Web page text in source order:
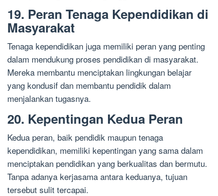
19. Peran Tenaga Kependidikan di
Masyarakat
Tenaga kependidikan juga memiliki peran yang penting
dalam mendukung proses pendidikan di masyarakat.
Mereka membantu menciptakan lingkungan belajar
yang kondusif dan membantu pendidik dalam
menjalankan tugasnya.
20. Kepentingan Kedua Peran
Kedua peran, baik pendidik maupun tenaga
kependidikan, memiliki kepentingan yang sama dalam
menciptakan pendidikan yang berkualitas dan bermutu.
Tanpa adanya kerjasama antara keduanya, tujuan
tersebut sulit tercapai.